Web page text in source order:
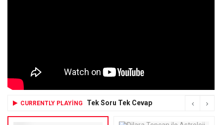
CURRENTLY PLAYING Tek Soru Tek Cevap